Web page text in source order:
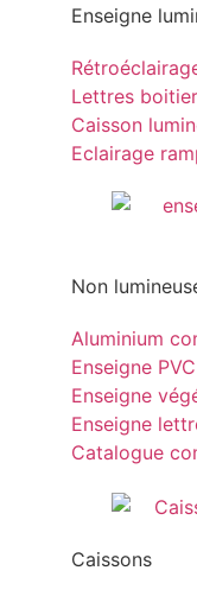
Enseigne
Lettres
Caisson
Eclairage
Non
Aluminium
Enseigne
Enseigne
Enseigne
Catalogue
Caissons